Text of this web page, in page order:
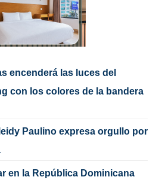
encenderá las luces del
con los colores de la bandera
Paulino expresa orgullo por
en la República Dominicana